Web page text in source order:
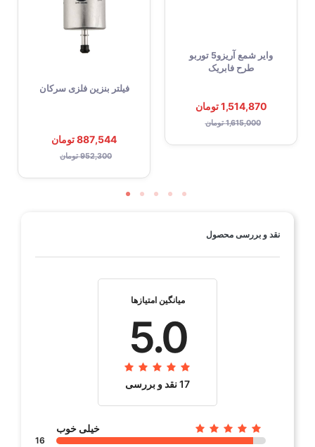
فاصله بین الکترود
استاندارد
5K.ohm
واشردار
50هزار کیلومتر
جعبه 4تایی
وایر شمع آریزو5 توربو
طرح فابریک
1,514,870 تومان
1,615,000 تومان
فیلتر بنزین فلزی سرکان
887,544 تومان
952,300 تومان
نقد و بررسی محصول
میانگین امتیازها
5.0
17 نقد و بررسی‌‌
خیلی خوب
16